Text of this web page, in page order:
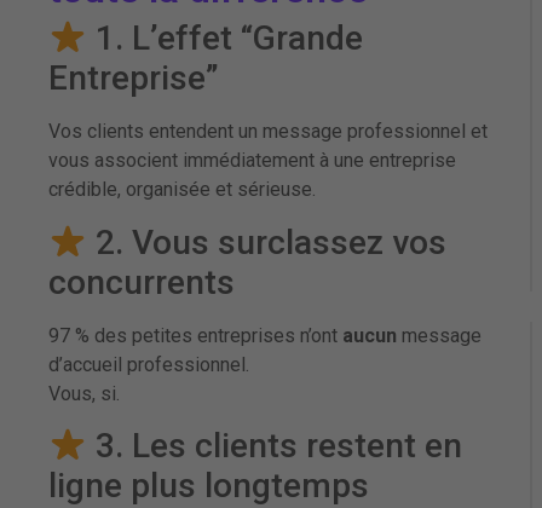
1. L’effet “Grande
Entreprise”
Vos clients entendent un message professionnel et
vous associent immédiatement à une entreprise
crédible, organisée et sérieuse.
2. Vous surclassez vos
concurrents
97 % des petites entreprises n’ont aucun message
d’accueil professionnel.
Vous, si.
3. Les clients restent en
ligne plus longtemps